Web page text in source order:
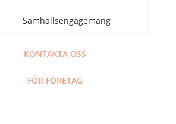
Samhällsengagemang
KONTAKTA OSS
FÖR FÖRETAG